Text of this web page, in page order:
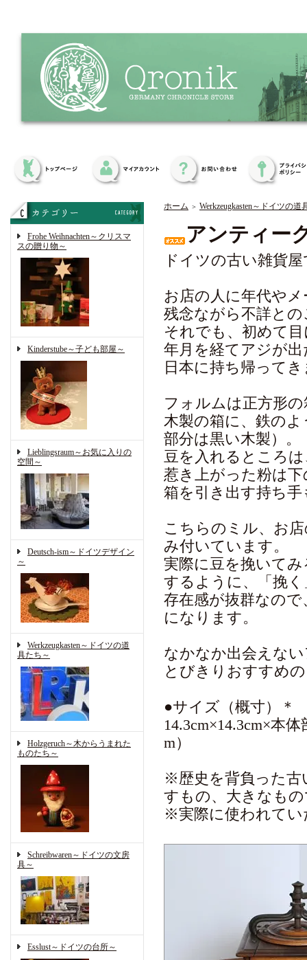
Frohe Weihnachten～クリスマ
スの贈り物～
Kinderstube～子ども部屋～
Lieblingsraum～お気に入りの
空間～
Deutsch-ism～ドイツデザイン
～
Werkzeugkasten～ドイツの道
具たち～
Holzgeruch～木からうまれた
ものたち～
Schreibwaren～ドイツの文房
具～
Esslust～ドイツの台所～
ホーム ＞ Werkzeugkasten～ドイツの道
アンティー
ドイツの古い雑貨
お店の人に年代や
残念ながら不詳との
それでも、初めて
年月を経てアジが
日本に持ち帰って
フォルムは正方形の
木製の箱に、鉄の
部分は黒い木製）。
豆を入れるところ
惹き上がった粉は
箱を引き出す持ち
こちらのミル、お
み付いています。
実際に豆を挽いて
するように、「挽
存在感が抜群なの
になります。
なかなか出会えな
とびきりおすすめ
●サイズ（概寸）＊
14.3cm×14.3cm×本
m）
※歴史を背負った古
すもの、大きなも
※実際に使われてい